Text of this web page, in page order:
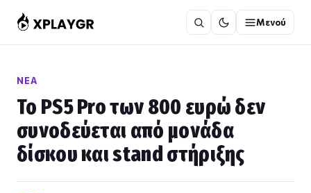
στο
περιεχόμενο
Μενού
ΝΈΑ
Το PS5 Pro των 800 ευρώ δεν
συνοδεύεται από μονάδα
δίσκου και stand στήριξης